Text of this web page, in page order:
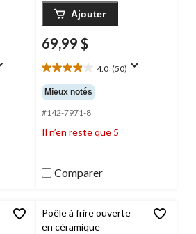
Ajouter
69,99 $
4.0 (50)
4.0
étoile(s)
sur
5.
50
évaluations
Mieux notés
#142-7971-8
Il n’en reste que 5
Comparer
Poêle à frire ouverte
en céramique